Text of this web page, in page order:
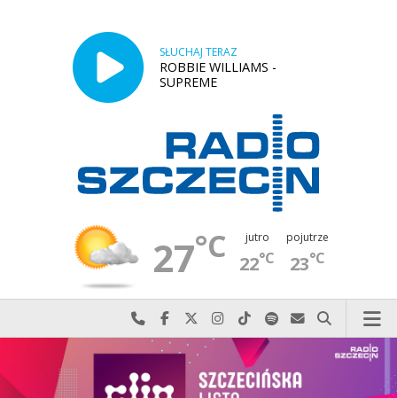
SŁUCHAJ TERAZ
ROBBIE WILLIAMS -
SUPREME
27°C jutro
22°C
pojutrze
23°C
Najlepiej po prostu do nas zadzwoń
Odwiedź nas na Facebook-u
Odwiedź nas na X
Odwiedź nas na Instagram-ie
Odwiedź nas na TikTok-u
Szukaj nas na Spotify
Wyślij do nas
Szukaj